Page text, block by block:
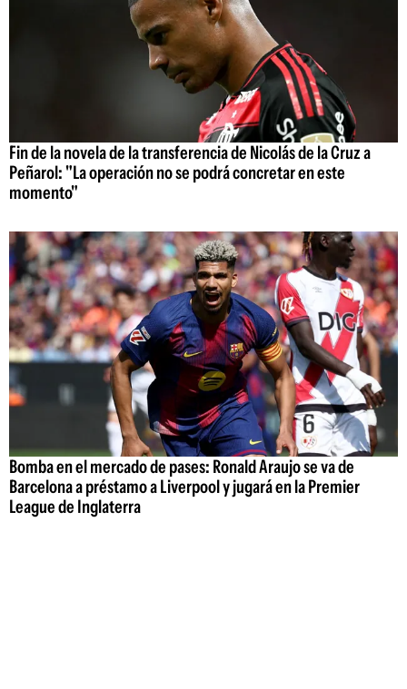
Fin de la novela de la transferencia de Nicolás de la Cruz a
Peñarol: "La operación no se podrá concretar en este
momento"
Bomba en el mercado de pases: Ronald Araujo se va de
Barcelona a préstamo a Liverpool y jugará en la Premier
League de Inglaterra